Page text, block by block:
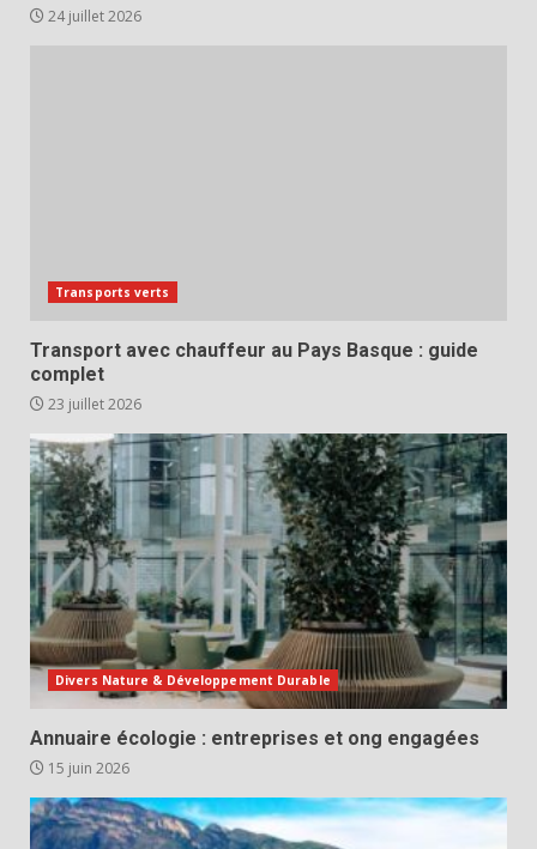
24 juillet 2026
Transports verts
Transport avec chauffeur au Pays Basque : guide
complet
23 juillet 2026
Divers Nature & Développement Durable
Annuaire écologie : entreprises et ong engagées
15 juin 2026